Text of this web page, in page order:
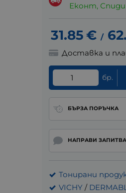
Еконт, Спиди
31.85€ /
Доставка и
бр.
БЪРЗА ПОРЪЧКА
НАПРАВИ
Тонирани
VICHY /